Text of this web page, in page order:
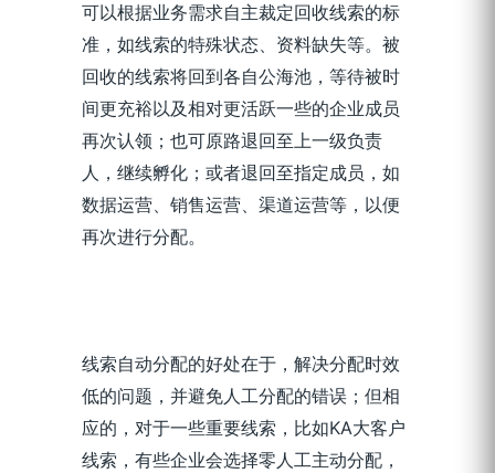
可以根据业务需求自主裁定回收线索的标
准，如线索的特殊状态、资料缺失等。被
回收的线索将回到各自公海池，等待被时
间更充裕以及相对更活跃一些的企业成员
再次认领；也可原路退回至上一级负责
人，继续孵化；或者退回至指定成员，如
数据运营、销售运营、渠道运营等，以便
再次进行分配。
线索自动分配的好处在于，解决分配时效
低的问题，并避免人工分配的错误；但相
应的，对于一些重要线索，比如KA大客户
线索，有些企业会选择零人工主动分配，